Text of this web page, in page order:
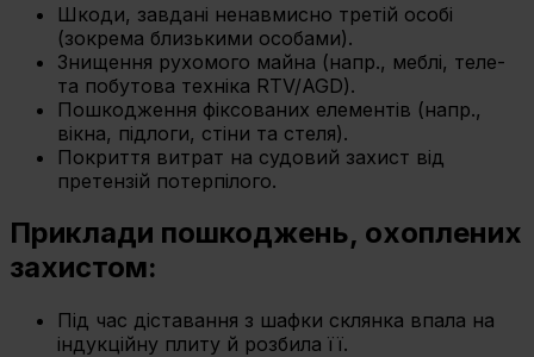
Шкоди, завдані ненавмисно третій особі
(зокрема близькими особами).
Знищення рухомого майна (напр., меблі, теле-
та побутова техніка RTV/AGD).
Пошкодження фіксованих елементів (напр.,
вікна, підлоги, стіни та стеля).
Покриття витрат на судовий захист від
претензій потерпілого.
Приклади пошкоджень, охоплених
захистом:
Під час діставання з шафки склянка впала на
індукційну плиту й розбила її.